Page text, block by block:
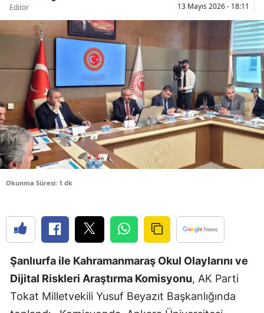
Bolu
Burdur
Bursa
Çanakkale
Çankırı
Denizli
Edirne
Elazığ
Erzincan
Erzurum
Editör
13 Mayıs 2026 - 18:11
Okunma Süresi: 1 dk
Şanlıurfa ile Kahramanmaraş Okul Olaylarını ve
Dijital Riskleri Araştırma Komisyonu, AK Parti
Tokat Milletvekili Yusuf Beyazıt Başkanlığında